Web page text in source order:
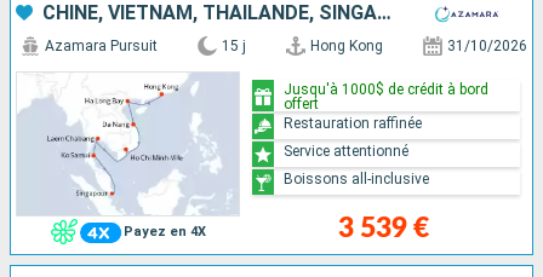
CHINE, VIETNAM, THAÏLANDE, SINGAPOUR
Payez en 4X
Azamara Pursuit 15 j Hong Kong 31/10/2026
3 539 €
Jusqu'à 1000$ de crédit à bord
offert
Restauration raffinée
Service attentionné
Boissons all-inclusive